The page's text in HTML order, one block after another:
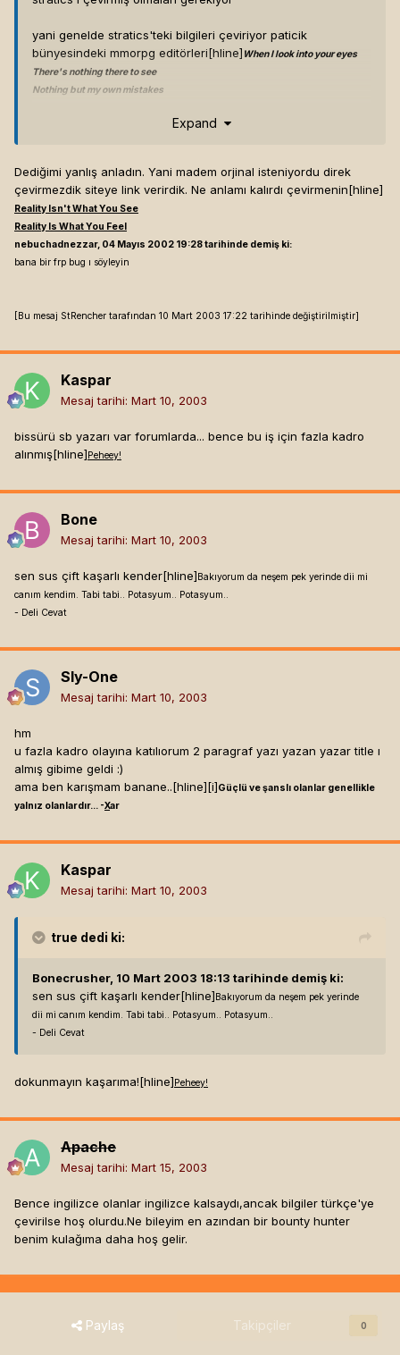
yani genelde stratics'teki bilgileri çeviriyor paticik
bünyesindeki mmorpg editörleri[hline] When I look into your eyes
There's nothing there to see
Nothing but my own mistakes
Expand
Dediğimi yanlış anladın. Yani madem orjinal isteniyordu direk
çevirmezdik siteye link verirdik. Ne anlamı kalırdı çevirmenin[hline]
Reality Isn't What You See
Reality Is What You Feel
nebuchadnezzar, 04 Mayıs 2002 19:28 tarihinde demiş ki:
bana bir frp bug ı söyleyin
[Bu mesaj StRencher tarafından 10 Mart 2003 17:22 tarihinde değiştirilmiştir]
Kaspar
Mesaj tarihi: Mart 10, 2003
bissürü sb yazarı var forumlarda... bence bu iş için fazla kadro
alınmış[hline] Peheey!
Bone
Mesaj tarihi: Mart 10, 2003
sen sus çift kaşarlı kender[hline] Bakıyorum da neşem pek yerinde dii mi
canım kendim. Tabi tabi.. Potasyum.. Potasyum..
- Deli Cevat
Sly-One
Mesaj tarihi: Mart 10, 2003
hm
u fazla kadro olayına katılıorum 2 paragraf yazı yazan yazar title ı
almış gibime geldi :)
ama ben karışmam banane..[hline][i]Güçlü ve şanslı olanlar genellikle
yalnız olanlardır... -Xar
Kaspar
Mesaj tarihi: Mart 10, 2003
true dedi ki:
Bonecrusher, 10 Mart 2003 18:13 tarihinde demiş ki:
sen sus çift kaşarlı kender[hline] Bakıyorum da neşem pek yerinde
dii mi canım kendim. Tabi tabi.. Potasyum.. Potasyum..
- Deli Cevat
dokunmayın kaşarıma![hline] Peheey!
Apache
Mesaj tarihi: Mart 15, 2003
Bence ingilizce olanlar ingilizce kalsaydı,ancak bilgiler türkçe'ye
çevirilse hoş olurdu.Ne bileyim en azından bir bounty hunter
benim kulağıma daha hoş gelir.
Paylaş Takipçiler 0